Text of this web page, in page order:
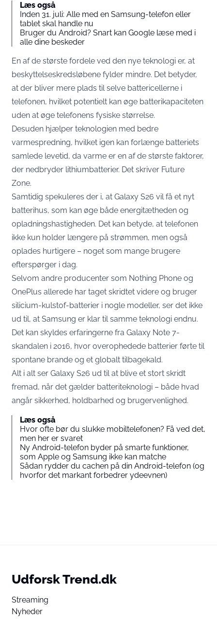
Læs også
Inden 31. juli: Alle med en Samsung-telefon eller
tablet skal handle nu
Bruger du Android? Snart kan Google læse med i
alle dine beskeder
En af de største fordele ved den nye teknologi er, at
beskyttelseskredsløbene fylder mindre. Det betyder,
at der bliver mere plads til selve battericellerne i
telefonen, hvilket potentielt kan øge batterikapaciteten
uden at øge telefonens fysiske størrelse.
Desuden hjælper teknologien med bedre
varmespredning, hvilket igen kan forlænge batteriets
samlede levetid, da varme er en af de største faktorer,
der nedbryder lithiumbatterier. Det skriver Future
Zone.
Samtidig spekuleres der i, at Galaxy S26 vil få et nyt
batterihus, som kan øge både energitætheden og
opladningshastigheden. Det kan betyde, at telefonen
ikke kun holder længere på strømmen, men også
oplades hurtigere – noget som mange brugere
efterspørger i dag.
Selvom andre producenter som Nothing Phone og
OnePlus allerede har taget skridtet videre og bruger
silicium-kulstof-batterier i nogle modeller, ser det ikke
ud til, at Samsung er klar til samme teknologi endnu.
Det kan skyldes erfaringerne fra Galaxy Note 7-
skandalen i 2016, hvor overophedede batterier førte til
spontane brande og et globalt tilbagekald.
Alt i alt ser Galaxy S26 ud til at blive et stort skridt
fremad, når det gælder batteriteknologi – både hvad
angår sikkerhed, holdbarhed og brugervenlighed.
Læs også
Hvor ofte bør du slukke mobiltelefonen? Få ved det,
men her er svaret
Ny Android-telefon byder på smarte funktioner,
som Apple og Samsung ikke kan matche
Sådan rydder du cachen på din Android-telefon (og
hvorfor det markant forbedrer ydeevnen)
Udforsk Trend.dk
Streaming
Nyheder